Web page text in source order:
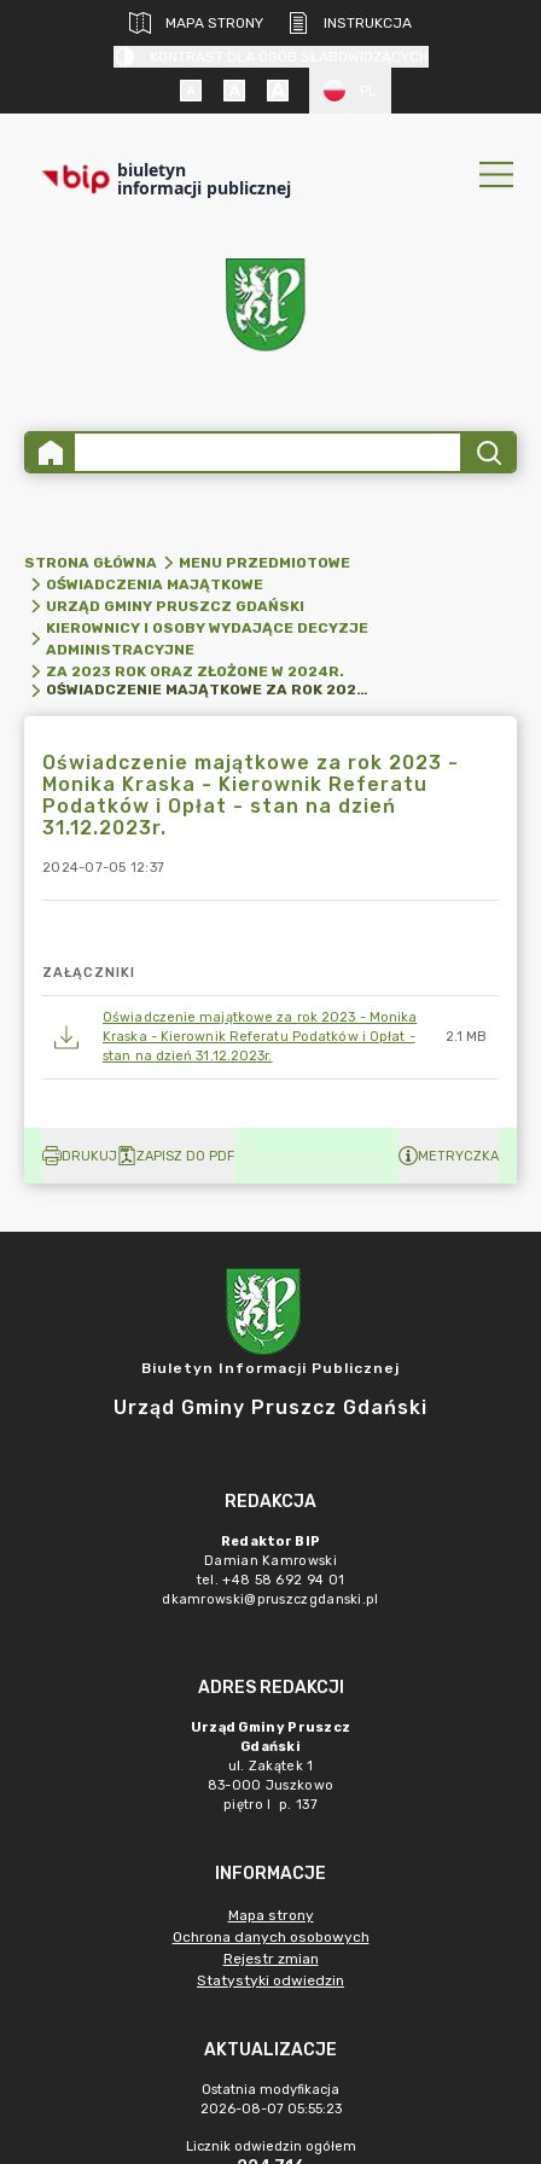
MAPA STRONY
INSTRUKCJA
biuletyn
informacji publicznej
STRONA GŁÓWNA
MENU PRZEDMIOTOWE
OŚWIADCZENIA MAJĄTKOWE
URZĄD GMINY PRUSZCZ GDAŃSKI
KIEROWNICY I OSOBY WYDAJĄCE DECYZJE
ADMINISTRACYJNE
ZA 2023 ROK ORAZ ZŁOŻONE W 2024R.
OŚWIADCZENIE MAJĄTKOWE ZA ROK 2023 - MONIKA KRASKA - KIEROWNIK REFERATU PODATKÓW I OPŁAT - STAN NA DZIEŃ 31.12.2023R.
Oświadczenie majątkowe za rok 2023 -
Monika Kraska - Kierownik Referatu
Podatków i Opłat - stan na dzień
31.12.2023r.
2024-07-05 12:37
ZAŁĄCZNIKI
Oświadczenie majątkowe za rok 2023 - Monika
Kraska - Kierownik Referatu Podatków i Opłat -
stan na dzień 31.12.2023r.
2.1 MB
DRUKUJ ZAPISZ DO PDF METRYCZKA
Biuletyn Informacji Publicznej
Urząd Gminy Pruszcz Gdański
REDAKCJA
Redaktor BIP
Damian Kamrowski
tel. +48 58 692 94 01
dkamrowski@pruszczgdanski.pl
ADRES REDAKCJI
Urząd Gminy Pruszcz
Gdański
ul. Zakątek 1
83-000 Juszkowo
piętro I p. 137
INFORMACJE
Mapa strony
Ochrona danych osobowych
Rejestr zmian
Statystyki odwiedzin
AKTUALIZACJE
Ostatnia modyfikacja
2026-08-07 05:55:23
Licznik odwiedzin ogółem